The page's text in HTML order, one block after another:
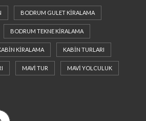
BODRUM GULET KIRALAMA
BODRUM TEKNE KIRALAMA
KIRALAMA KABIN TURLARI
MAVI TUR MAVI YOLCULUK